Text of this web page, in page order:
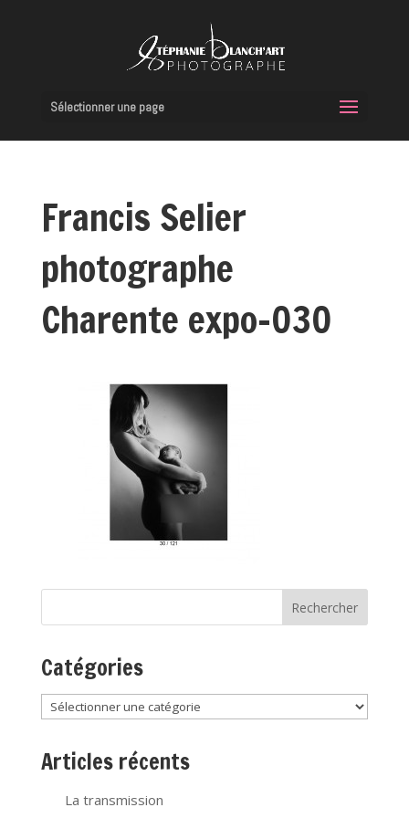
Sélectionner une page
Francis Selier
photographe
Charente expo-030
Catégories
Catégories
Articles récents
La transmission